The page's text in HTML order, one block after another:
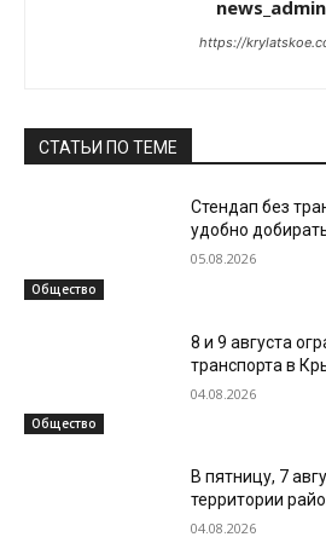
news_admin
https://
СТАТЬИ ПО ТЕМЕ
Общество
Стендап без
удобно
05.08.2026
Общество
8 и 9 августа
транспорта в
04.08.2026
В пятницу, 7
территории
04.08.2026